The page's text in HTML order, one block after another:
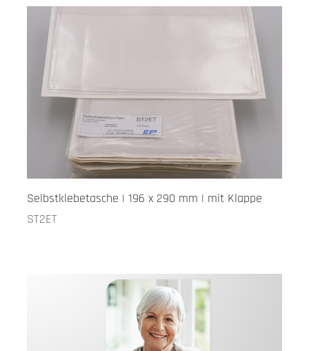
Selbstklebetasche | 196 x 290 mm | mit Klappe
ST2ET